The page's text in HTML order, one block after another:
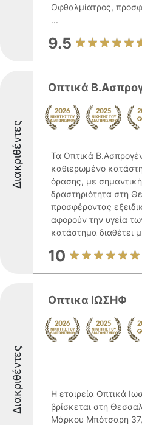
Οφθαλμίατρος,
...
9.5
Διακριθέντες
Οπτικά
Τα Οπτικά
καθιερωμένο
όρασης, με
δραστηριότητα στη
προσφέροντας
αφορούν την υγεία
κατάστημα διαθέτει
10
Διακριθέντες
Οπτικα ΙΩΣΗΦ
Η εταιρεία Οπτικά
βρίσκεται στη
Μάρκου Μπότσαρη 37,